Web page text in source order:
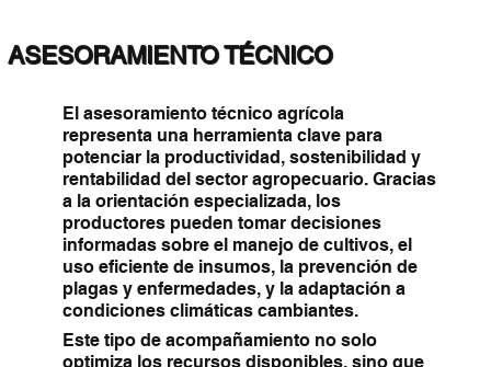
El asesoramiento técnico agrícola
representa una herramienta clave para
potenciar la productividad, sostenibilidad y
rentabilidad del sector agropecuario. Gracias
a la orientación especializada, los
productores pueden tomar decisiones
informadas sobre el manejo de cultivos, el
uso eficiente de insumos, la prevención de
plagas y enfermedades, y la adaptación a
condiciones climáticas cambiantes.
Este tipo de acompañamiento no solo
optimiza los recursos disponibles, sino que
ASESORAMIENTO TÉCNICO